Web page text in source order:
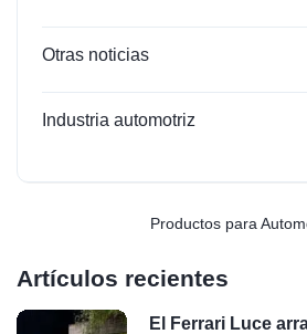
Otras noticias
Industria automotriz
Productos para
Artículos recientes
El Ferrari Luce